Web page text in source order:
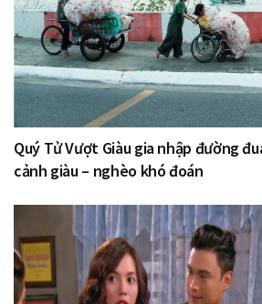
Quý Tử Vượt Giàu gia nhập đường
cảnh giàu – nghèo khó đoán